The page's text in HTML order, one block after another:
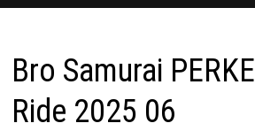
Bro Samurai
Ride 2025 06